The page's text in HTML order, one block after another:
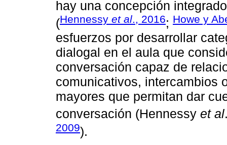
hay una concepción
(Hennessy et al., 2016; Howe y
esfuerzos por desarrollar
dialogal en el aula que
conversación capaz de
comunicativos, intercambios
mayores que permitan dar
conversación (Hennessy et al
2009).